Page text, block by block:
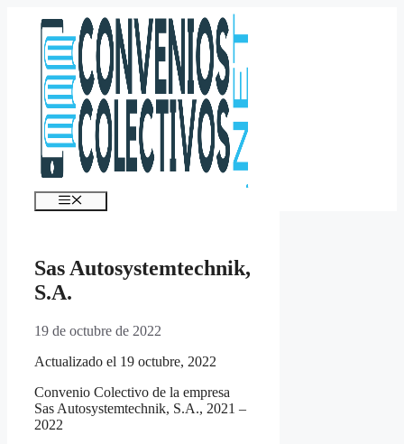
contenido
Menú
Sas Autosystemtechnik,
S.A.
19 de octubre de 2022
Actualizado el 19 octubre, 2022
Convenio Colectivo de la empresa
Sas Autosystemtechnik, S.A., 2021 –
2022